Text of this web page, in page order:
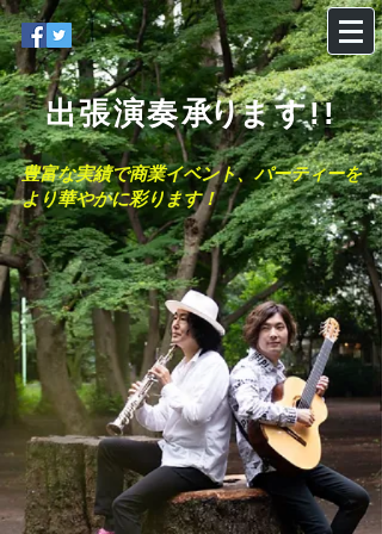
出張演奏承ります!!
豊富な実績で商業イベント、パーティーを
より華やかに彩ります！